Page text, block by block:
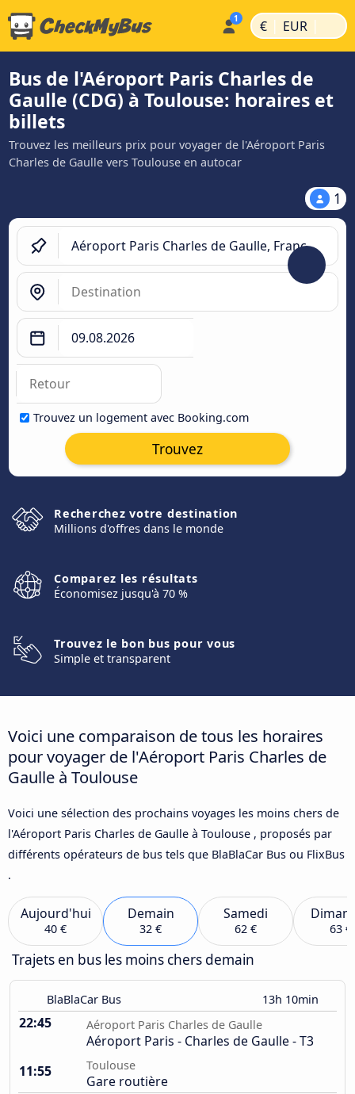
€ | EUR |
Bus de l'Aéroport Paris Charles de
Gaulle (CDG) à Toulouse: horaires et
billets
Trouvez les meilleurs prix pour voyager de l'Aéroport Paris
Charles de Gaulle vers Toulouse en autocar
1
Trouvez un logement avec Booking.com
Trouvez
Recherchez votre destination
Millions d'offres dans le monde
Comparez les résultats
Économisez jusqu'à 70 %
Trouvez le bon bus pour vous
Simple et transparent
Voici une comparaison de tous les horaires
pour voyager de l'Aéroport Paris Charles de
Gaulle à Toulouse
Voici une sélection des prochains voyages les moins chers de
l'Aéroport Paris Charles de Gaulle à Toulouse , proposés par
différents opérateurs de bus tels que BlaBlaCar Bus ou FlixBus
.
Aujourd'hui
40 €
Demain
32 €
Samedi
62 € 63 €
Trajets en bus les moins chers demain
BlaBlaCar Bus 13h 10min
22:45 Aéroport Paris Charles de Gaulle
Aéroport Paris - Charles de Gaulle - T3
11:55
Toulouse
Gare routière